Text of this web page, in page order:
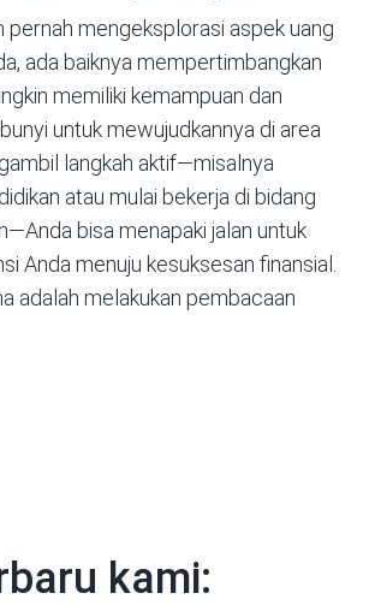
pernah mengeksplorasi aspek uang
ada baiknya mempertimbangkan
memiliki kemampuan dan
untuk mewujudkannya di area
langkah aktif—misalnya
atau mulai bekerja di bidang
bisa menapaki jalan untuk
Anda menuju kesuksesan finansial.
adalah melakukan pembacaan
kami: